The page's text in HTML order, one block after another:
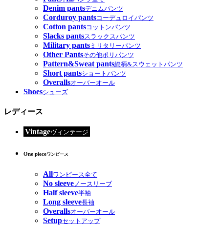
Denim pantsデニムパンツ
Corduroy pantsコーデュロイパンツ
Cotton pantsコットンパンツ
Slacks pantsスラックスパンツ
Military pants ミリタリーパンツ
Other Pantsその他ポリパンツ
Pattern&Sweat pants総柄&スウェットパンツ
Short pantsショートパンツ
Overallsオーバーオール
Shoesシューズ
レディース
Vintageヴィンテージ
One pieceワンピース
Allワンピース全て
No sleeveノースリーブ
Half sleeve半袖
Long sleeve長袖
Overallsオーバーオール
Setupセットアップ